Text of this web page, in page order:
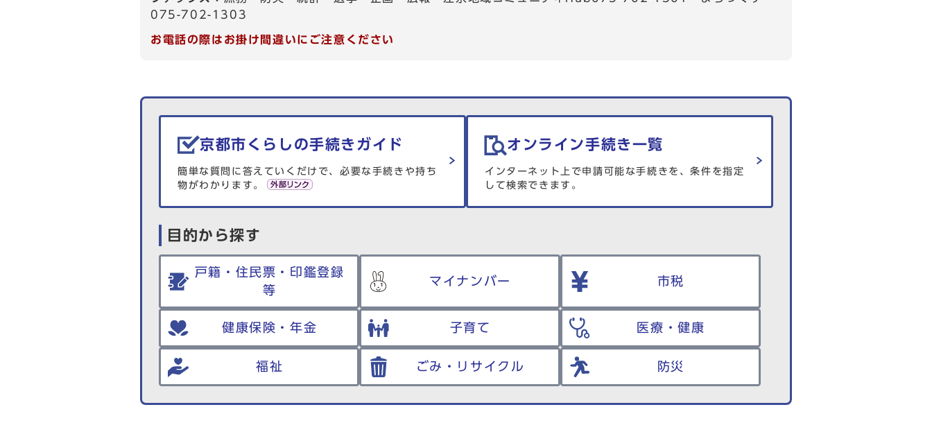
075-702-1303
お電話の際はお掛け間違いにご注意ください
生活情報を探す
京都市くらしの手続きガイド
簡単な質問に答えていくだけで、必要な手続きや持ち
物がわかります。
オンライン手続き一覧
インターネット上で申請可能な手続きを、条件を指定
して検索できます。
目的から探す
戸籍・住民票・印鑑登録
等
マイナンバー 市税
健康保険・年金 子育て 医療・健康
福祉 ごみ・リサイクル 防災